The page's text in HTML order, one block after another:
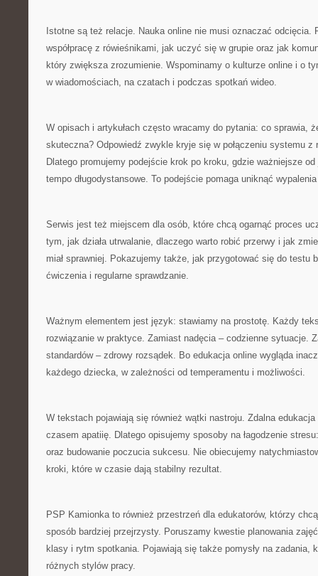
Istotne są też relacje. Nauka online nie musi oznaczać odcięcia.
współpracę z rówieśnikami, jak uczyć się w grupie oraz jak
który zwiększa zrozumienie. Wspominamy o kulturze online i o
w wiadomościach, na czatach i podczas spotkań wideo.
W opisach i artykułach często wracamy do pytania: co sprawia,
skuteczna? Odpowiedź zwykle kryje się w połączeniu systemu
Dlatego promujemy podejście krok po kroku, gdzie ważniejsze od
tempo długodystansowe. To podejście pomaga uniknąć
Serwis jest też miejscem dla osób, które chcą ogarnąć proces
tym, jak działa utrwalanie, dlaczego warto robić przerwy i jak
miał sprawniej. Pokazujemy także, jak przygotować się do testu
ćwiczenia i regularne sprawdzanie.
Ważnym elementem jest język: stawiamy na prostotę. Każdy
rozwiązanie w praktyce. Zamiast nadęcia – codzienne sytuacje.
standardów – zdrowy rozsądek. Bo edukacja online wygląda
każdego dziecka, w zależności od temperamentu i możliwości.
W tekstach pojawiają się również wątki nastroju. Zdalna edukacja
czasem apatiię. Dlatego opisujemy sposoby na łagodzenie
oraz budowanie poczucia sukcesu. Nie obiecujemy
kroki, które w czasie dają stabilny rezultat.
PSP Kamionka to również przestrzeń dla edukatorów, którzy
sposób bardziej przejrzysty. Poruszamy kwestie planowania
klasy i rytm spotkania. Pojawiają się także pomysły na zadania,
różnych stylów pracy.